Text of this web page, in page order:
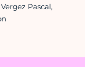
Pascal,